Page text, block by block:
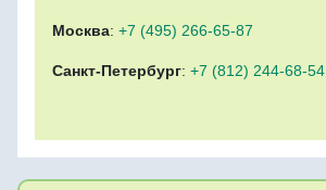
Москва: +7 (495) 266-65-87
Санкт-Петербург: +7 (812) 244-68-54